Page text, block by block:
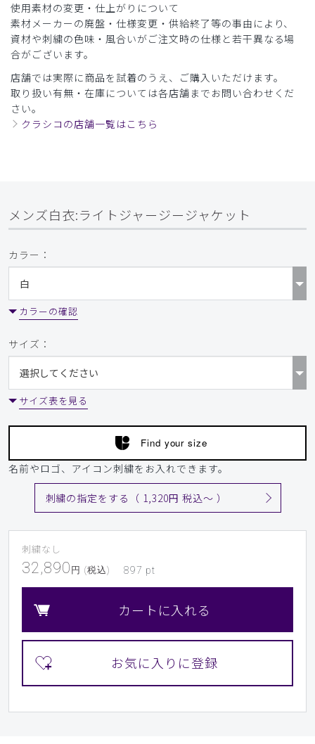
使用素材の変更・仕上がりについて
素材メーカーの廃盤・仕様変更・供給終了等の事由により、
資材や刺繍の色味・風合いがご注文時の仕様と若干異なる場
合がございます。
店舗では実際に商品を試着のうえ、ご購入いただけます。
取り扱い有無・在庫については各店舗までお問い合わせくだ
さい。
クラシコの店舗一覧はこちら
メンズ白衣:ライトジャージージャケット
カラー：
カラーの確認
サイズ：
サイズ表を見る
Find your size
名前やロゴ、アイコン刺繍をお入れできます。
刺繍の指定をする（ 1,320円 税込〜 ）
刺繍なし
32,890 円 (税込) 897 pt
カートに入れる